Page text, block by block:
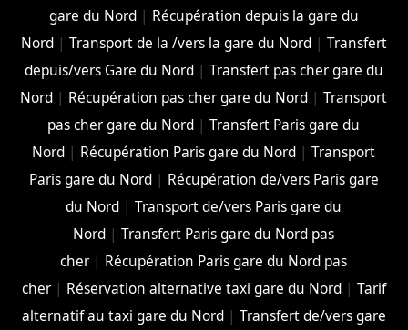
gare du Nord| Récupération depuis la gare du
Nord| Transport de la /vers la gare du Nord| Transfert
depuis/vers Gare du Nord| Transfert pas cher gare du
Nord | Récupération pas cher gare du Nord |Transport
pas cher gare du Nord |Transfert Paris gare du
Nord | Récupération Paris gare du Nord |Transport
Paris gare du Nord| Récupération de/vers Paris gare
du Nord |Transport de/vers Paris gare du
Nord |Transfert Paris gare du Nord pas
cher | Récupération Paris gare du Nord pas
cher| Réservation alternative taxi gare du Nord| Tarif
alternatif au taxi gare du Nord| Transfert de/vers gare